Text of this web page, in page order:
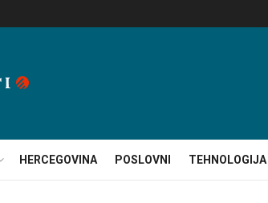
HERCEGOVINA POSLOVNI TEHNOLOGIJA